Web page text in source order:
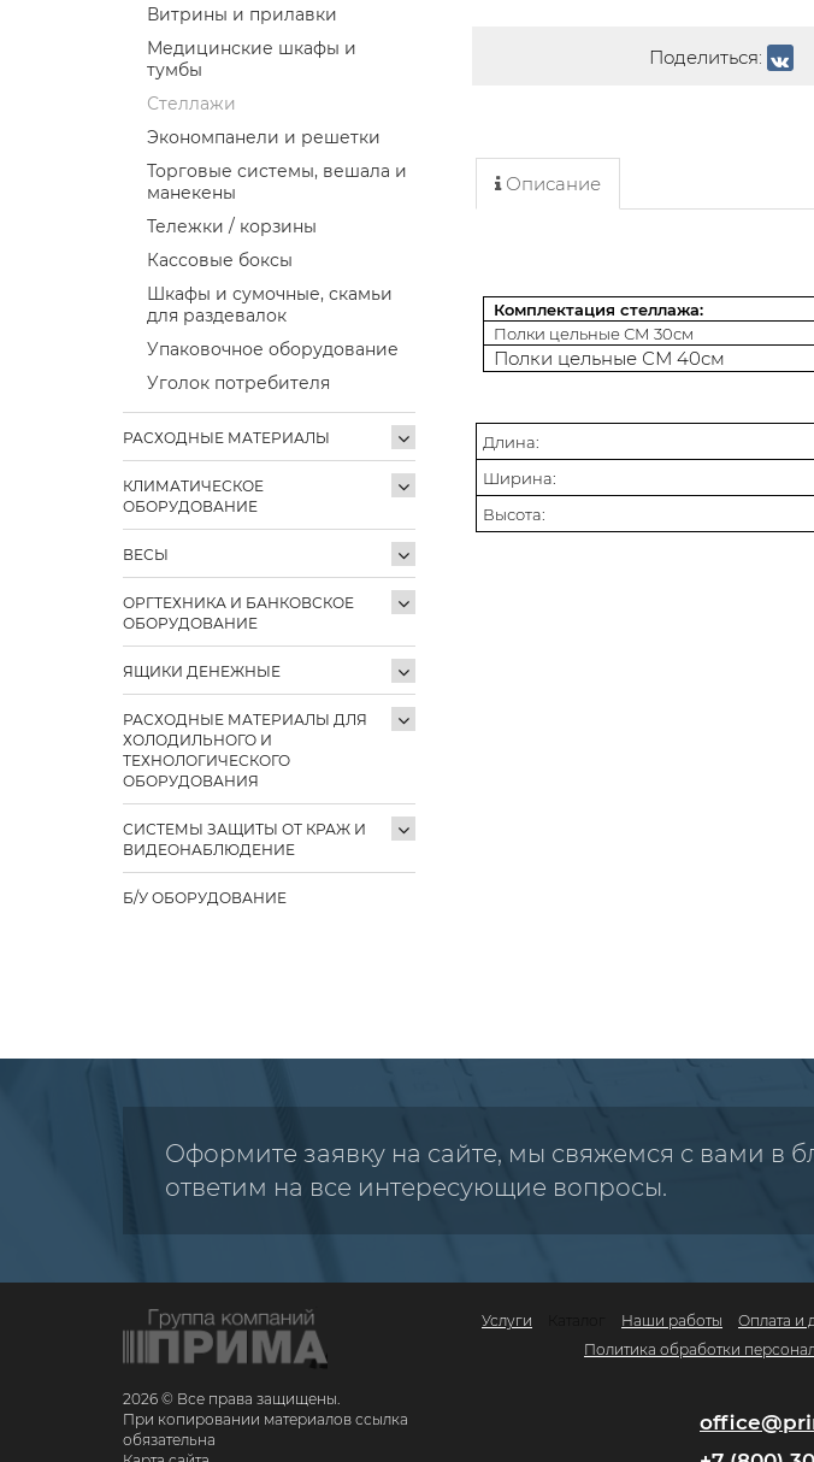
Витрины и прилавки
Медицинские шкафы и
тумбы
Стеллажи
Экономпанели и решетки
Торговые системы, вешала и
манекены
Тележки / корзины
Кассовые боксы
Шкафы и сумочные, скамьи
для раздевалок
Упаковочное оборудование
Уголок потребителя
РАСХОДНЫЕ МАТЕРИАЛЫ
КЛИМАТИЧЕСКОЕ
ОБОРУДОВАНИЕ
ВЕСЫ
ОРГТЕХНИКА И БАНКОВСКОЕ
ОБОРУДОВАНИЕ
ЯЩИКИ ДЕНЕЖНЫЕ
РАСХОДНЫЕ МАТЕРИАЛЫ ДЛЯ
ХОЛОДИЛЬНОГО И
ТЕХНОЛОГИЧЕСКОГО
ОБОРУДОВАНИЯ
СИСТЕМЫ ЗАЩИТЫ ОТ КРАЖ И
ВИДЕОНАБЛЮДЕНИЕ
Б/У ОБОРУДОВАНИЕ
Поделиться:
Описание
Комплектация стеллажа:
Полки цельные СМ 30см
Полки цельные СМ 40см
Длина:
Ширина:
Высота:
Оформите заявку на сайте, мы свяжемся с вами в
ответим на все интересующие вопросы.
2026 © Все права защищены.
При копировании материалов ссылка
обязательна
Услуги Наши работы Оплата и
Политика обработки